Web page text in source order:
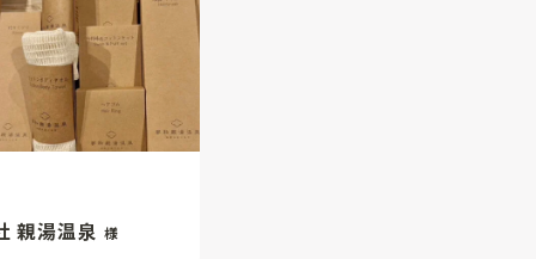
親湯温泉 様